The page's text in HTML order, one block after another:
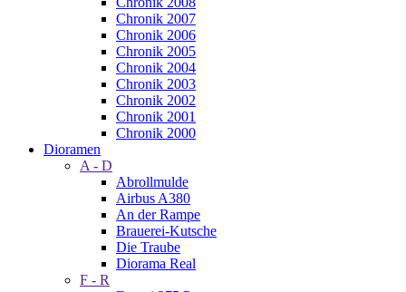
Chronik 2007
Chronik 2006
Chronik 2005
Chronik 2004
Chronik 2003
Chronik 2002
Chronik 2001
Chronik 2000
Dioramen
A - D
Abrollmulde
Airbus A380
An der Rampe
Brauerei-Kutsche
Die Traube
Diorama Real
F - R